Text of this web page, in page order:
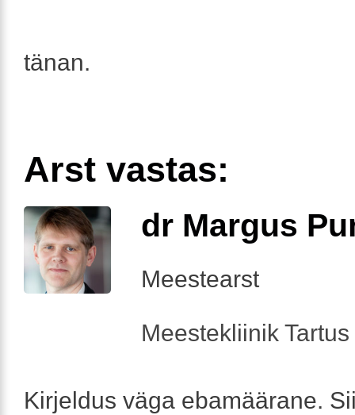
tänan.
Arst vastas:
dr Margus
Meestearst
Meestekliinik
Kirjeldus väga ebamäärane.